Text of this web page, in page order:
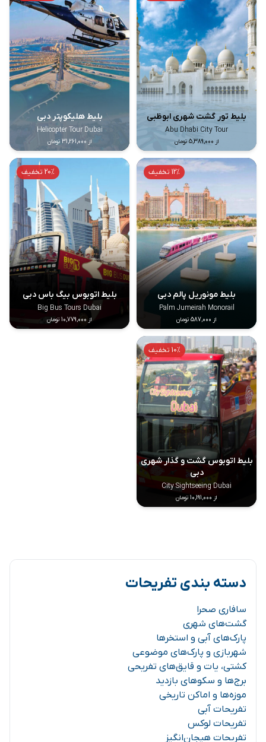
دسته بندی تفریحات
سافاری صحرا
گشت‌های شهری
پارک‌های آبی و استخرها
شهربازی و پارک‌های موضوعی
کشتی، یات و قایق‌های تفریحی
برج‌ها و سکوهای بازدید
موزه‌ها و اماکن تاریخی
تفریحات آبی
تفریحات لوکس
تفریحات هیجان‌انگیز
بلیط تور گشت شهری ابوظبی
Abu Dhabi City Tour
از 5,389,000 تومان
بلیط هلیکوپتر دبی
Helicopter Tour Dubai
از 31,261,000 تومان
12% تخفیف
بلیط مونوریل پالم دبی
Palm Jumeirah Monorail
از 587,000 تومان
20% تخفیف
بلیط اتوبوس بیگ باس دبی
Big Bus Tours Dubai
از 10,779,000 تومان
10% تخفیف
بلیط اتوبوس گشت و گذار شهری
دبی
City Sightseeing Dubai
از 10,191,000 تومان